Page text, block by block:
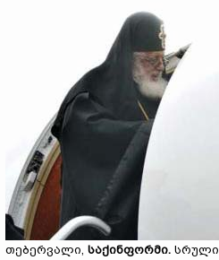
თებერვალი, საქინფორმი.